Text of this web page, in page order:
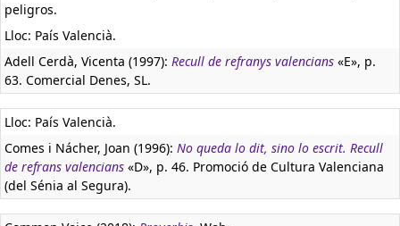
peligros.
Lloc: País Valencià.
Adell Cerdà, Vicenta (1997): Recull de refranys valencians «E», p.
63. Comercial Denes, SL.
Lloc: País Valencià.
Comes i Nácher, Joan (1996): No queda lo dit, sino lo escrit. Recull
de refrans valencians «D», p. 46. Promoció de Cultura Valenciana
(del Sénia al Segura).